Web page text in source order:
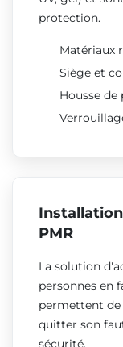
protection.
Matériaux
Siège et
Housse
PMR
La solution
personnes en
permettent de
quitter son
sécurité.